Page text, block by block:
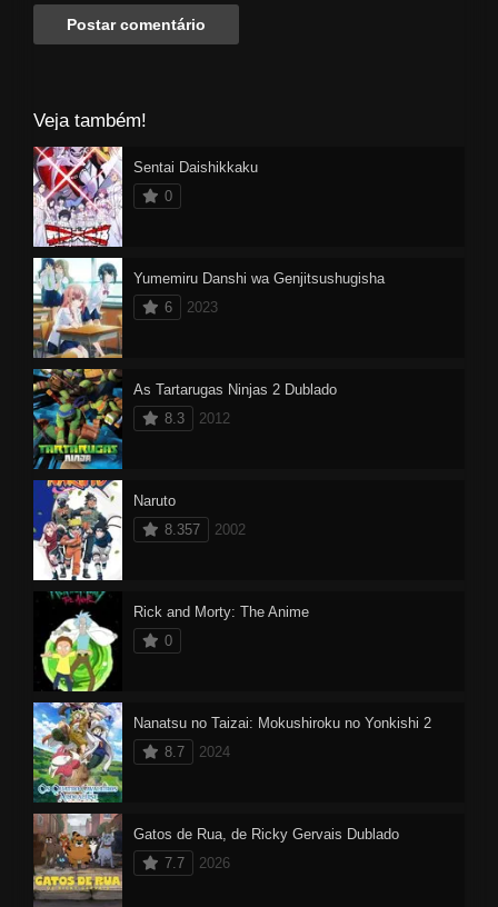
Veja também!
Sentai Daishikkaku
0
Yumemiru Danshi wa Genjitsushugisha
6
2023
As Tartarugas Ninjas 2 Dublado
8.3
2012
Naruto
8.357
2002
Rick and Morty: The Anime
0
Nanatsu no Taizai: Mokushiroku no Yonkishi 2
8.7
2024
Gatos de Rua, de Ricky Gervais Dublado
7.7
2026